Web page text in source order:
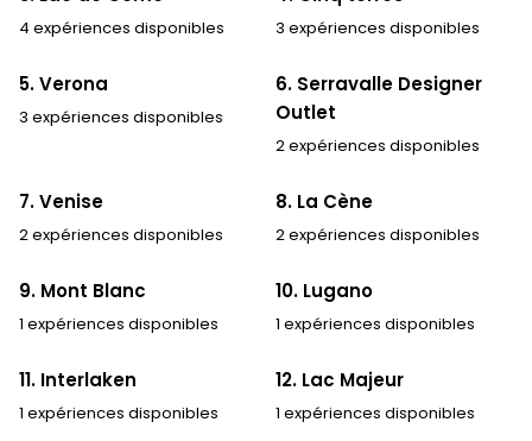
4 expériences disponibles 3 expériences disponibles
5. Verona
3 expériences disponibles
6. Serravalle Designer
Outlet
2 expériences disponibles
7. Venise
2 expériences disponibles
8. La Cène
2 expériences disponibles
9. Mont Blanc
1 expériences disponibles
10. Lugano
1 expériences disponibles
11. Interlaken
1 expériences disponibles
12. Lac Majeur
1 expériences disponibles